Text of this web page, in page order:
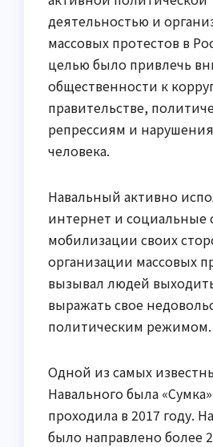
деятельностью и
массовых протестов в
целью было привлечь
общественности к
правительстве,
репрессиям и
человека.
Навальный активно
интернет и социальные
мобилизации своих
организации массовых
вызывал людей
выражать свое
политическим режимом.
Одной из самых
Навального была
проходила в 2017 году.
было направлено более